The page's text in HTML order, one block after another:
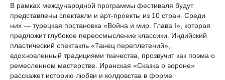
В рамках международной программы фестиваля будут
представлены спектакли и арт-проекты из 10 стран. Среди
них — турецкая постановка «Война и мир. Глава I», которая
предложит глубокое переосмысление классики. Индийский
пластический спектакль «Танец переплетений»,
вдохновленный традициями ткачества, прозвучит как поэма о
ремесленном мастерстве. Иранская «Сказка о вороне»
расскажет историю любви и колдовства в форме